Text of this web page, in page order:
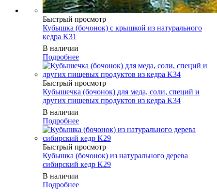
Быстрый просмотр
Кубышка (бочонок) с крышкой из натурального
кедра K31
В наличии
Подробнее
Быстрый просмотр
Кубышечка (бочонок) для меда, соли, специй и
других пищевых продуктов из кедра K34
В наличии
Подробнее
Быстрый просмотр
Кубышка (бочонок) из натурального дерева
сибирский кедр K29
В наличии
Подробнее